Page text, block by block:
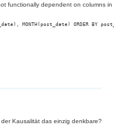
dependent on columns in
MONTH(post_date) ORDER BY
Kausalität das einzig denkbare?